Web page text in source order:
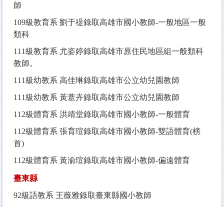
師
109級教育系 劉于禔錄取高雄市國小教師-一般地區一般
類科
111級教育系 尤姿婷錄取高雄市原住民地區組一般類科
教師。
111級幼教系 高佳琳錄取高雄市公立幼兒園教師
111級幼教系 黃薏卉錄取高雄市公立幼兒園教師
112級體育系 洪靖堂錄取高雄市國小教師-一般體育
112級體育系 張育瑄錄取高雄市國小教師-雙語體育(榜
首)
112級體育系 黃渝瑄錄取高雄市國小教師-偏遠體育
臺東縣
92級語教系 王薇雅錄取臺東縣國小教師